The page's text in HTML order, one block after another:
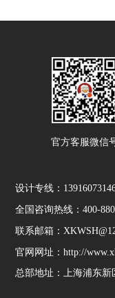
官方客服微信
设计专线：
全国咨询热线：400-
联系邮箱：
官网网址：http://
总部地址：上海浦东新